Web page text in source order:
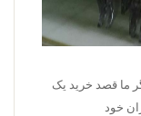
ما قصد خرید یک
خود